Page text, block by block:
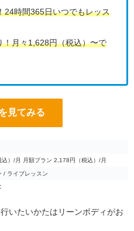
24時間365日いつでもレッス
！月々1,628円（税込）〜で
見てみる
）/月 月額プラン 2,178円（税込）/月
/ ライブレッスン
いたいかたはリーンボディがお